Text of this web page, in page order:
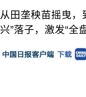
从田垄秧苗摇曳，
兴”落子，激发“全